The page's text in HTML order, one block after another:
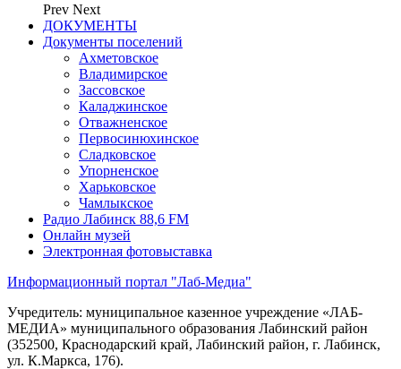
Prev Next
ДОКУМЕНТЫ
Документы поселений
Ахметовское
Владимирское
Зассовское
Каладжинское
Отважненское
Первосинюхинское
Сладковское
Упорненское
Харьковское
Чамлыкское
Радио Лабинск 88,6 FM
Онлайн музей
Электронная фотовыставка
Информационный портал "Лаб-Медиа"
Учредитель: муниципальное казенное учреждение «ЛАБ-
МЕДИА» муниципального образования Лабинский район
(352500, Краснодарский край, Лабинский район, г. Лабинск,
ул. К.Маркса, 176).